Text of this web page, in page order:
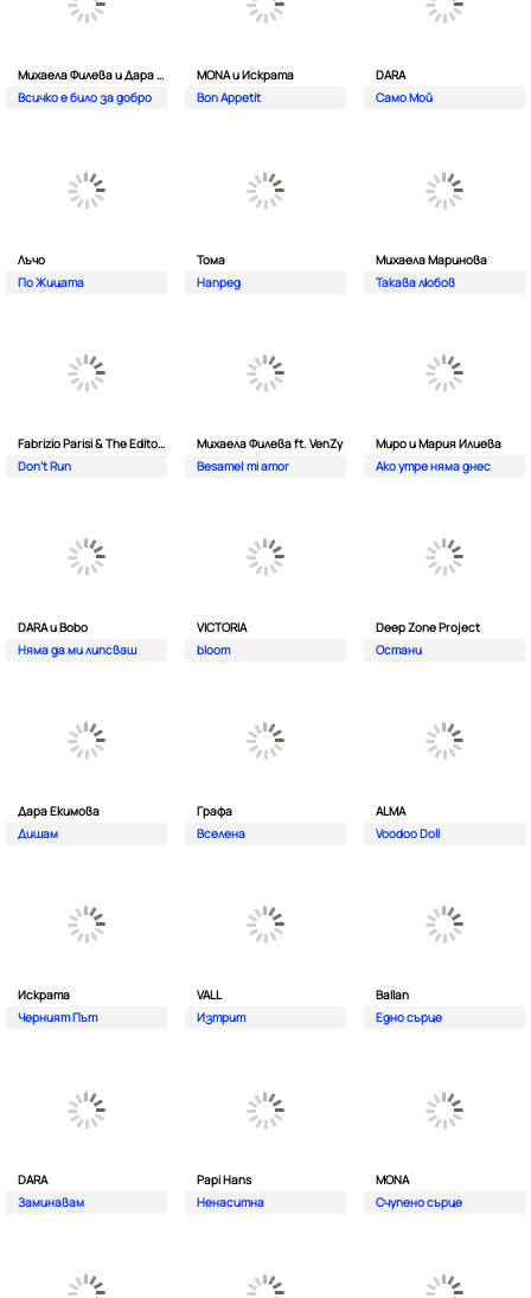
Михаела Филева и Дара Екимова
Всичко е било за добро
MONA и Искрата
Bon Appetit
DARA
Само Мой
Лъчо
По Жицата
Тома
Напред
Михаела Маринова
Такава любов
Fabrizio Parisi & The Editor ft. ALMA
Don't Run
Михаела Филева ft. VenZy
Besame| mi amor
Миро и Мария Илиева
Ако утре няма днес
DARA и Bobo
Няма да ми липсваш
VICTORIA
bloom
Deep Zone Project
Остани
Дара Екимова
Дишам
Графа
Вселена
ALMA
Voodoo Doll
Искрата
Черният Път
VALL
Изтрит
Ballan
Едно сърце
DARA
Заминавам
Papi Hans
Ненаситна
MONA
Счупено сърце